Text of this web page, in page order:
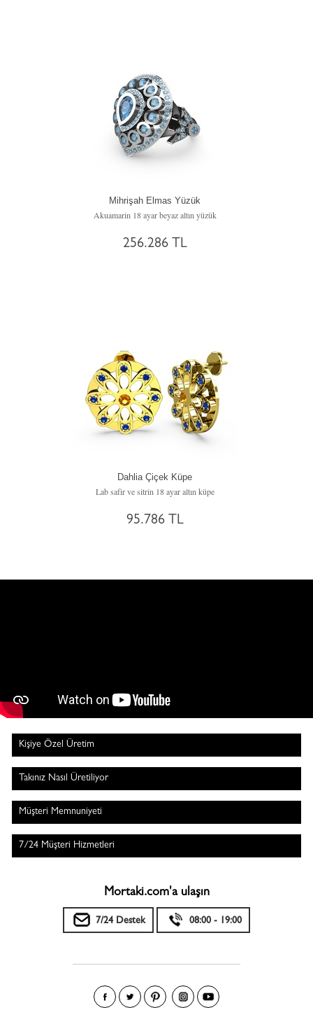
Mihrişah Elmas Yüzük
Akuamarin 18 ayar beyaz altın yüzük
256.286 TL
Dahlia Çiçek Küpe
Lab safir ve sitrin 18 ayar altın küpe
95.786 TL
Kişiye Özel Üretim
Takınız Nasıl Üretiliyor
Müşteri Memnuniyeti
7/24 Müşteri Hizmetleri
Mortaki.com'a ulaşın
7/24 Destek 08:00 - 19:00